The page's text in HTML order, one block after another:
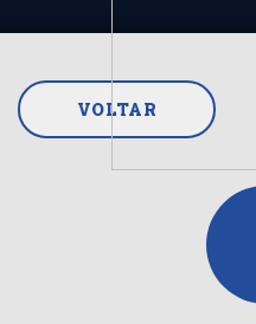
VOLTAR